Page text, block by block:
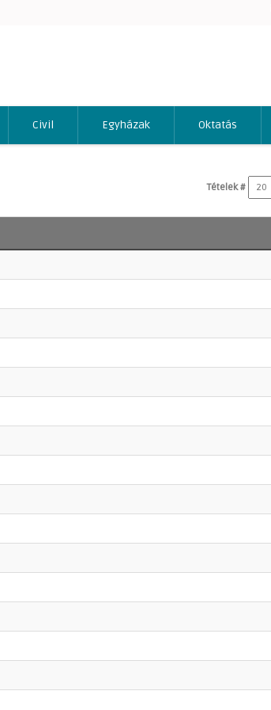
Civil Egyházak Oktatás
Tételek #